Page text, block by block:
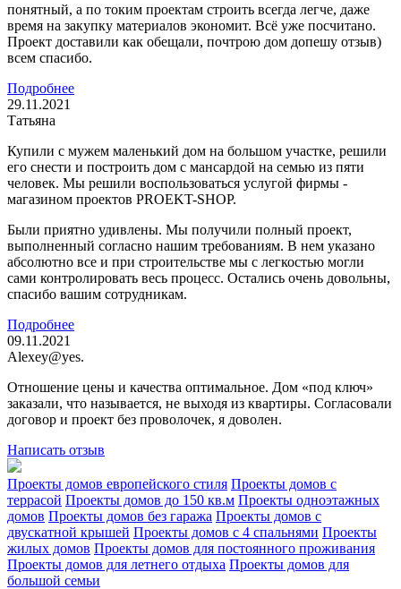
понятный, а по токим проектам строить всегда легче, даже
время на закупку материалов экономит. Всё уже посчитано.
Проект доставили как обещали, почтрою дом допешу отзыв)
всем спасибо.
Подробнее
29.11.2021
Татьяна
Купили с мужем маленький дом на большом участке, решили
его снести и построить дом с мансардой на семью из пяти
человек. Мы решили воспользоваться услугой фирмы -
магазином проектов PROEKT-SHOP.
Были приятно удивлены. Мы получили полный проект,
выполненный согласно нашим требованиям. В нем указано
абсолютно все и при строительстве мы с легкостью могли
сами контролировать весь процесс. Остались очень довольны,
спасибо вашим сотрудникам.
Подробнее
09.11.2021
Alexey@yes.
Отношение цены и качества оптимальное. Дом «под ключ»
заказали, что называется, не выходя из квартиры. Согласовали
договор и проект без проволочек, я доволен.
Написать отзыв
Проекты домов европейского стиля Проекты домов с
террасой Проекты домов до 150 кв.м Проекты одноэтажных
домов Проекты домов без гаража Проекты домов с
двускатной крышей Проекты домов с 4 спальнями Проекты
жилых домов Проекты домов для постоянного проживания
Проекты домов для летнего отдыха Проекты домов для
большой семьи